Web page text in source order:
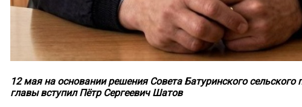
12 мая на основании решения Совета Батуринского сельского
главы вступил Пётр Сергеевич Шатов